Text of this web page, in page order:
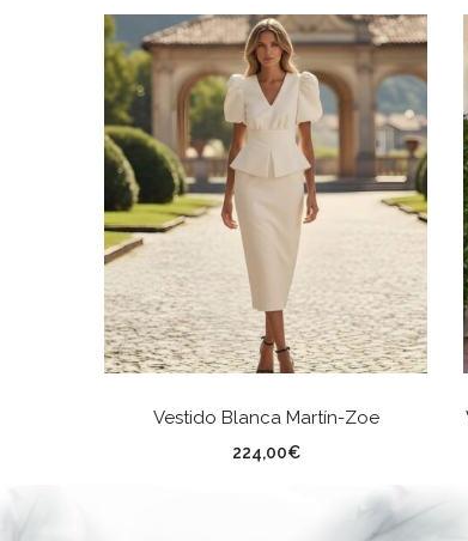
Vestido Blanca Martín-Zoe
224,00€